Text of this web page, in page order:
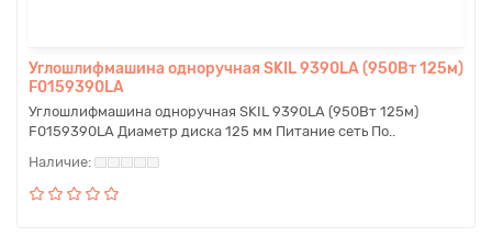
Углошлифмашина одноручная SKIL 9390LA (950Вт 125м)
F0159390LA
Углошлифмашина одноручная SKIL 9390LA (950Вт 125м)
F0159390LA Диаметр диска 125 мм Питание сеть По..